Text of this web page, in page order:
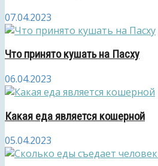
07.04.2023
Что принято кушать на Пасху
06.04.2023
Какая еда является кошерной
05.04.2023